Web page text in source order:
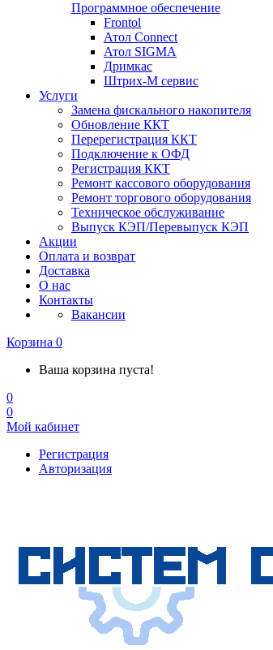
Программное обеспечение
Frontol
Атол Connect
Атол SIGMA
Дримкас
Штрих-М сервис
Услуги
Замена фискального накопителя
Обновление ККТ
Перерегистрация ККТ
Подключение к ОФД
Регистрация ККТ
Ремонт кассового оборудования
Ремонт торгового оборудования
Техническое обслуживание
Выпуск КЭП/Перевыпуск КЭП
Акции
Оплата и возврат
Доставка
О нас
Контакты
Вакансии
Корзина 0
Ваша корзина пуста!
0
0
Мой кабинет
Регистрация
Авторизация